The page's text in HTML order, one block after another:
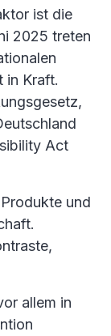
ist die
2025 treten
in Kraft.
Act
und
allem in